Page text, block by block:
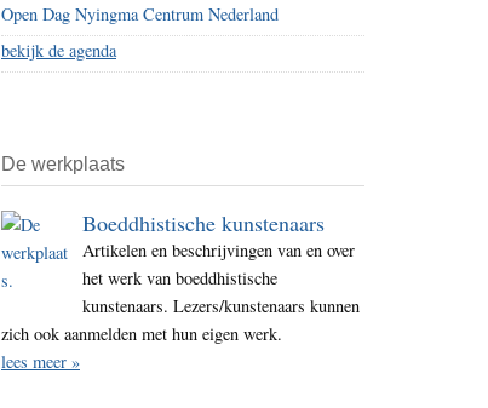
Open Dag Nyingma Centrum Nederland
bekijk de agenda
De werkplaats
Boeddhistische kunstenaars
Artikelen en beschrijvingen van en over
het werk van boeddhistische
kunstenaars. Lezers/kunstenaars kunnen
zich ook aanmelden met hun eigen werk.
lees meer »